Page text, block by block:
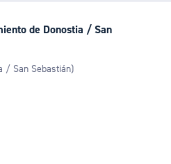
de Donostia / San
/ San Sebastián)